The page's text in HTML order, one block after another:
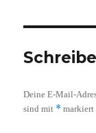
Deine E-Mail-
sind mit * markiert